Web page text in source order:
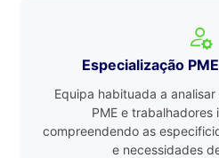
Especialização
Equipa habituada a
PME e trabalhadores
compreendendo as
e necessidades